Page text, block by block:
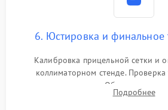
6. Юстировка и финальное
Калибровка прицельной сетки и
коллиматорном стенде. Проверка
механизма поправок. Обязательное
ударном стенде для проверки
Подробнее